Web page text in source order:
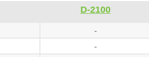
D-2100
-
-